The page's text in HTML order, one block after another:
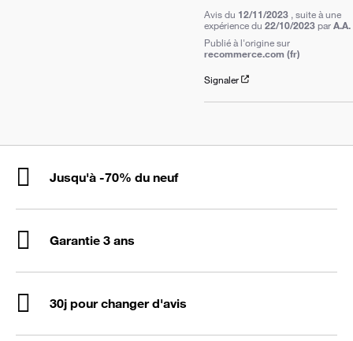
Avis du 12/11/2023 , suite à une
expérience du 22/10/2023 parA.A.
Publié à l'origine sur
recommerce.com (fr)
Signaler
Jusqu'à -70% du neuf
Garantie 3 ans
30j pour changer d'avis